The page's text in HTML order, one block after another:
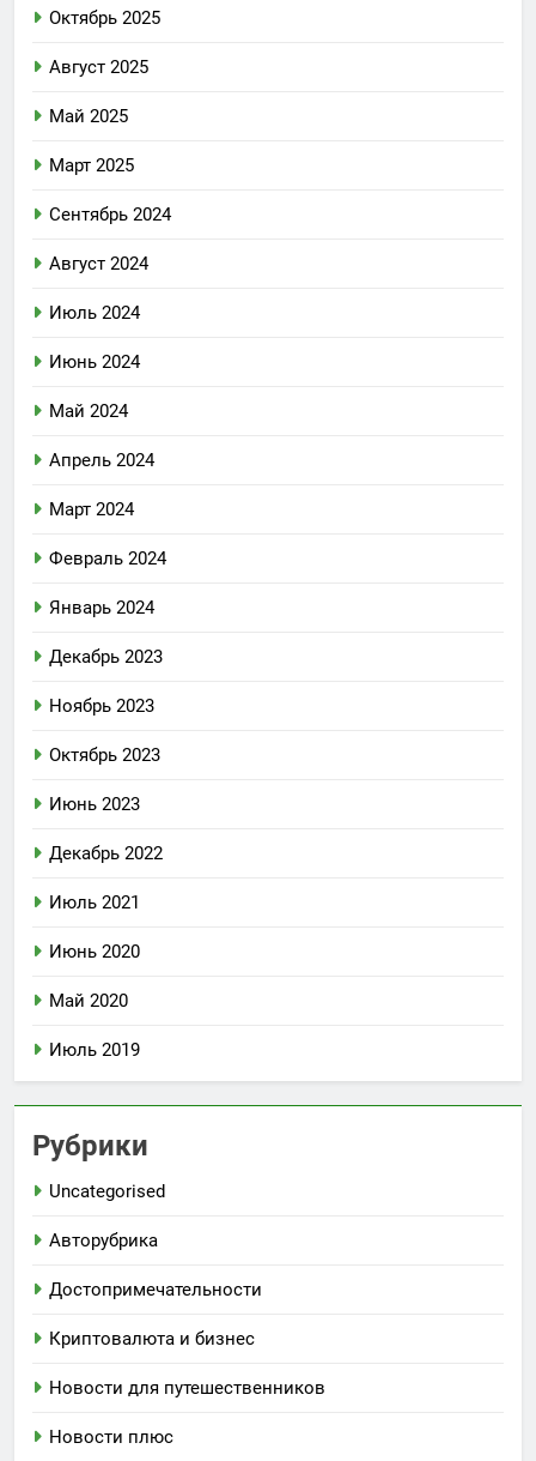
Октябрь 2025
Август 2025
Май 2025
Март 2025
Сентябрь 2024
Август 2024
Июль 2024
Июнь 2024
Май 2024
Апрель 2024
Март 2024
Февраль 2024
Январь 2024
Декабрь 2023
Ноябрь 2023
Октябрь 2023
Июнь 2023
Декабрь 2022
Июль 2021
Июнь 2020
Май 2020
Июль 2019
Рубрики
Uncategorised
Авторубрика
Достопримечательности
Криптовалюта и бизнес
Новости для путешественников
Новости плюс